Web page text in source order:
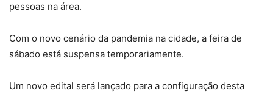
pessoas na área.
Com o novo cenário da pandemia na cidade, a feira de
sábado está suspensa temporariamente.
Um novo edital será lançado para a configuração desta